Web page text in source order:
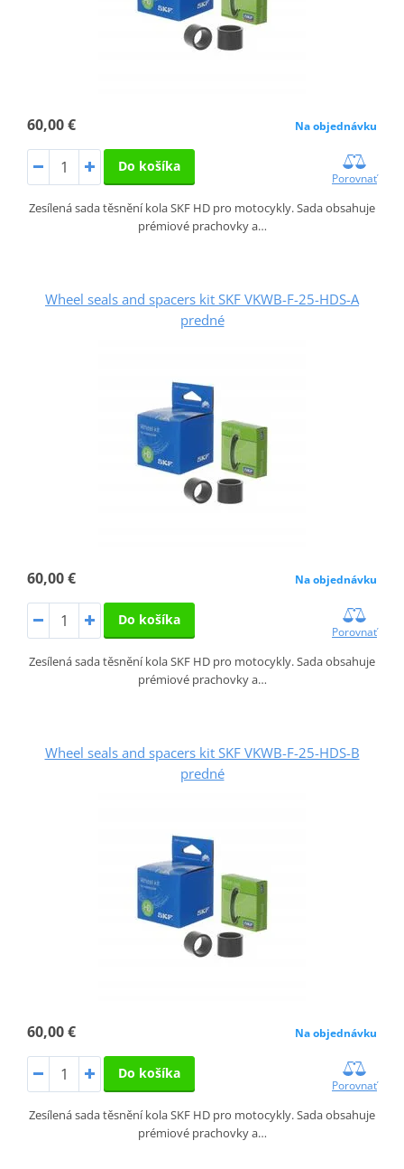
60,00 € Na objednávku
Do košíka
Porovnať
Zesílená sada těsnění kola SKF HD pro motocykly. Sada obsahuje
prémiové prachovky a…
Wheel seals and spacers kit SKF VKWB-F-25-HDS-A
predné
60,00 € Na objednávku
Do košíka
Porovnať
Zesílená sada těsnění kola SKF HD pro motocykly. Sada obsahuje
prémiové prachovky a…
Wheel seals and spacers kit SKF VKWB-F-25-HDS-B
predné
60,00 € Na objednávku
Do košíka
Porovnať
Zesílená sada těsnění kola SKF HD pro motocykly. Sada obsahuje
prémiové prachovky a…